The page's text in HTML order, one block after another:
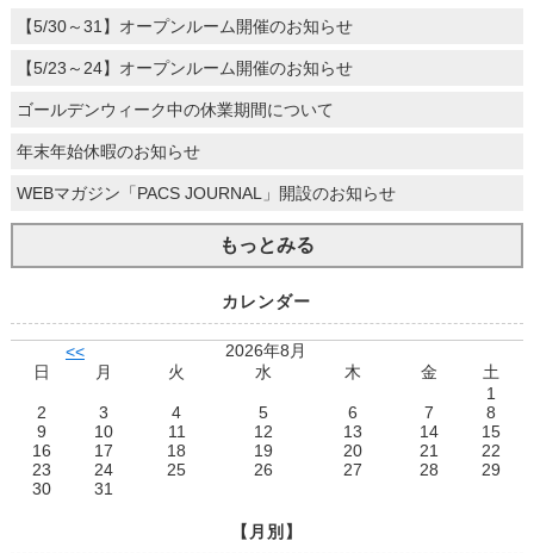
【5/30～31】オープンルーム開催のお知らせ
【5/23～24】オープンルーム開催のお知らせ
ゴールデンウィーク中の休業期間について
年末年始休暇のお知らせ
WEBマガジン「PACS JOURNAL」開設のお知らせ
もっとみる
カレンダー
<<
2026年8月
日
月 火 水 木 金
土
1
2
3 4 5 6 7
8
9
10 11 12 13 14
15
16
17 18 19 20 21
22
23
24 25 26 27 28
29
30
31
【月別】